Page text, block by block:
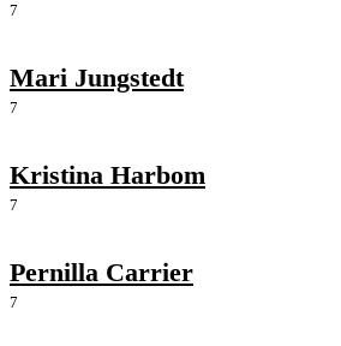
7
Mari Jungstedt
7
Kristina Harbom
7
Pernilla Carrier
7